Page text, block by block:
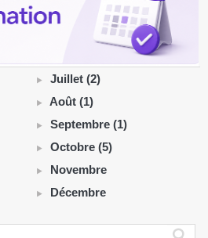
Juillet (2)
Août (1)
Septembre (1)
Octobre (5)
Novembre
Décembre